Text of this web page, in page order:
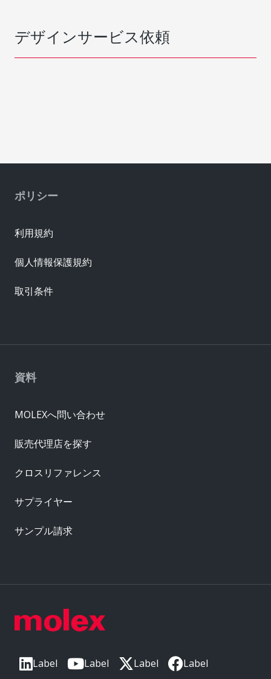
デザインサービス依頼
Label Label Label Label
資料
MOLEXへ問い合わせ
販売代理店を探す
クロスリファレンス
サプライヤー
サンプル請求
ポリシー
利用規約
個人情報保護規約
取引条件